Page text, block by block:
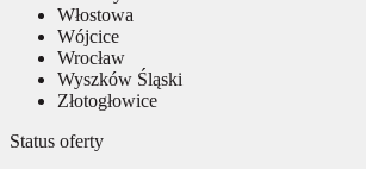
Włostowa
Wójcice
Wrocław
Wyszków Śląski
Złotogłowice
Status oferty